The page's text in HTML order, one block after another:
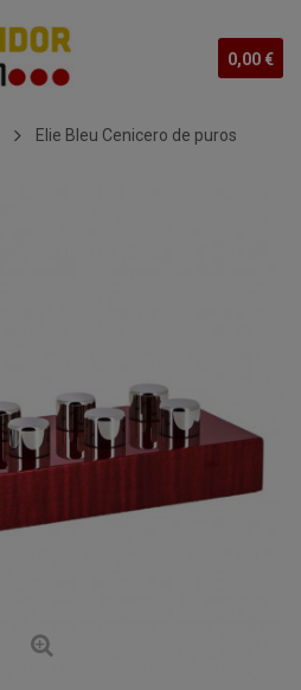
0,00 €
Elie Bleu Cenicero de puros